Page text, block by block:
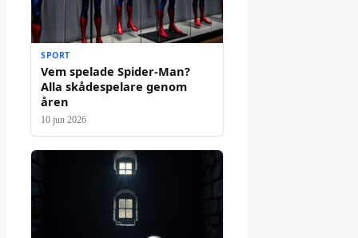
SPORT
Vem spelade Spider-Man?
Alla skådespelare genom
åren
10 jun 2026